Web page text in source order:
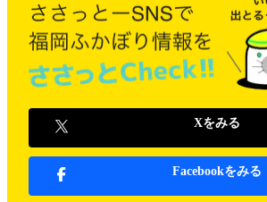
Xをみる
Facebookをみる